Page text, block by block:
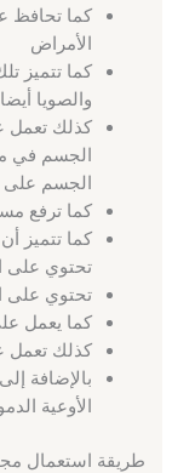
كما تحافظ
الأمراض
كما تتميز
والصويا
كذلك تعمل
الجسم في
الجسم
كما ترفع
كما تتميز
تحتوي على
تحتوي على
كما يعمل
كذلك تعمل
بالإضافة
الأوعية
طريقة استعمال